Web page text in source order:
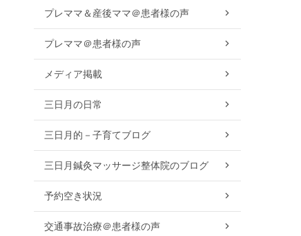
プレママ＆産後ママ＠患者様の声
プレママ＠患者様の声
メディア掲載
三日月の日常
三日月的－子育てブログ
三日月鍼灸マッサージ整体院のブログ
予約空き状況
交通事故治療＠患者様の声